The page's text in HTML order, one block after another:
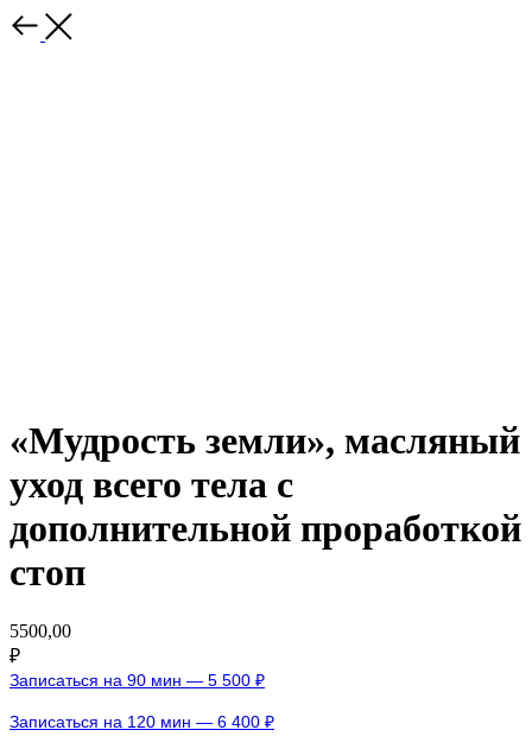
«Мудрость земли», масляный
уход всего тела с
дополнительной проработкой
стоп
5500,00
₽
Записаться на 90 мин — 5 500 ₽
Записаться на 120 мин — 6 400 ₽